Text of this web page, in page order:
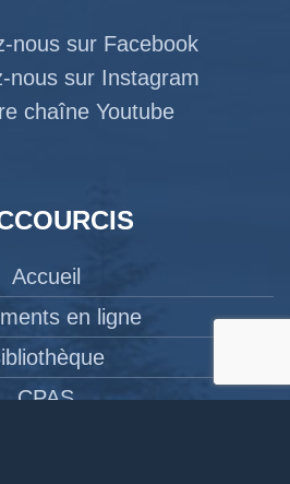
nous sur Facebook
nous sur Instagram
chaîne Youtube
Accueil
en ligne
CPAS